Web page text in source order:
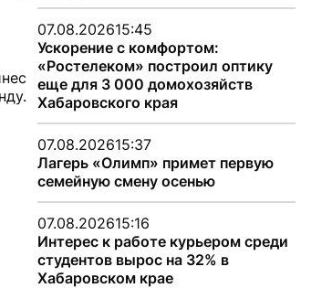
07.08.202615:45
Ускорение с комфортом:
«Ростелеком» построил оптику
еще для 3 000 домохозяйств
Хабаровского края
07.08.202615:37
Лагерь «Олимп» примет первую
семейную смену осенью
07.08.202615:16
Интерес к работе курьером среди
студентов вырос на 32% в
Хабаровском крае